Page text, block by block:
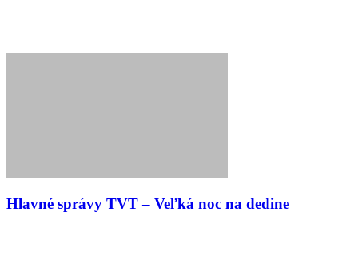
Hlavné správy TVT – Veľká noc na dedine